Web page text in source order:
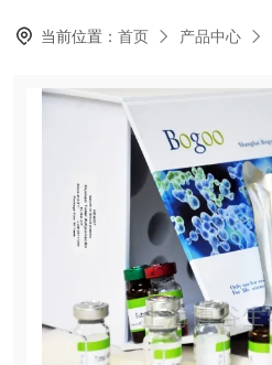
当前位置：首页 产品中心